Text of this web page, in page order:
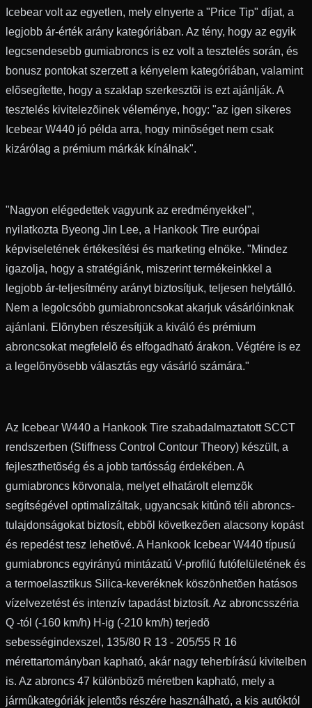
Icebear volt az egyetlen, mely elnyerte a "Price Tip" díjat, a
legjobb ár-érték arány kategóriában. Az tény, hogy az egyik
legcsendesebb gumiabroncs is ez volt a tesztelés során, és
bonusz pontokat szerzett a kényelem kategóriában, valamint
elõsegítette, hogy a szaklap szerkesztõi is ezt ajánlják. A
tesztelés kivitelezõinek véleménye, hogy: "az igen sikeres
Icebear W440 jó példa arra, hogy minõséget nem csak
kizárólag a prémium márkák kínálnak".
"Nagyon elégedettek vagyunk az eredményekkel",
nyilatkozta Byeong Jin Lee, a Hankook Tire európai
képviseletének értékesítési és marketing elnöke. "Mindez
igazolja, hogy a stratégiánk, miszerint termékeinkkel a
legjobb ár-teljesítmény arányt biztosítjuk, teljesen helytálló.
Nem a legolcsóbb gumiabroncsokat akarjuk vásárlóinknak
ajánlani. Elõnyben részesítjük a kiváló és prémium
abroncsokat megfelelõ és elfogadható árakon. Végtére is ez
a legelõnyösebb választás egy vásárló számára."
Az Icebear W440 a Hankook Tire szabadalmaztatott SCCT
rendszerben (Stiffness Control Contour Theory) készült, a
fejleszthetõség és a jobb tartósság érdekében. A
gumiabroncs körvonala, melyet elhatárolt elemzõk
segítségével optimalizáltak, ugyancsak kitûnõ téli abroncs-
tulajdonságokat biztosít, ebbõl következõen alacsony kopást
és repedést tesz lehetõvé. A Hankook Icebear W440 típusú
gumiabroncs egyirányú mintázatú V-profilú futófelületének és
a termoelasztikus Silica-keveréknek köszönhetõen hatásos
vízelvezetést és intenzív tapadást biztosít. Az abroncsszéria
Q -tól (-160 km/h) H-ig (-210 km/h) terjedõ
sebességindexszel, 135/80 R 13 - 205/55 R 16
mérettartományban kapható, akár nagy teherbírású kivitelben
is. Az abroncs 47 különbözõ méretben kapható, mely a
jármûkategóriák jelentõs részére használható, a kis autóktól